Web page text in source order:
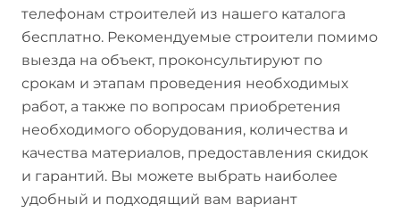
телефонам строителей из нашего каталога
бесплатно. Рекомендуемые строители помимо
выезда на объект, проконсультируют по
срокам и этапам проведения необходимых
работ, а также по вопросам приобретения
необходимого оборудования, количества и
качества материалов, предоставления скидок
и гарантий. Вы можете выбрать наиболее
удобный и подходящий вам вариант